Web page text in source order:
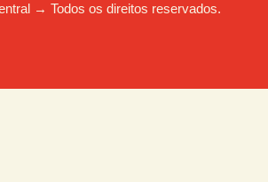
→ Todos os direitos reservados.